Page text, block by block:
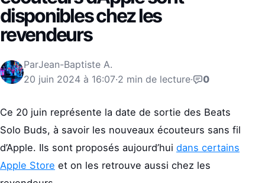
disponibles chez les
revendeurs
ParJean-Baptiste A.
20 juin 2024 à 16:07·2 min de lecture· 0
Ce 20 juin représente la date de sortie des Beats
Solo Buds, à savoir les nouveaux écouteurs sans fil
d’Apple. Ils sont proposés aujourd’hui dans certains
Apple Store et on les retrouve aussi chez les